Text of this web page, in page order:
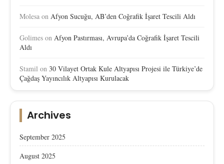
Molesa on Afyon Sucuğu, AB’den Coğrafik İşaret Tescili Aldı
Golimes on Afyon Pastırması, Avrupa’da Coğrafik İşaret Tescili
Aldı
Stamil on 30 Vilayet Ortak Kule Altyapısı Projesi ile Türkiye’de
Çağdaş Yayıncılık Altyapısı Kurulacak
Archives
September 2025
August 2025